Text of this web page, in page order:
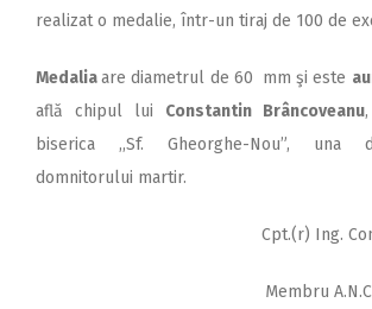
realizat o medalie, într-un tiraj de 100 de
Medaliaare diametrul de 60 mm şi este
află chipul lui Constantin Brâncoveanu
biserica ,,Sf. Gheorghe-Nou”, una
domnitorului martir.
Cpt.(r) Ing.
Membru